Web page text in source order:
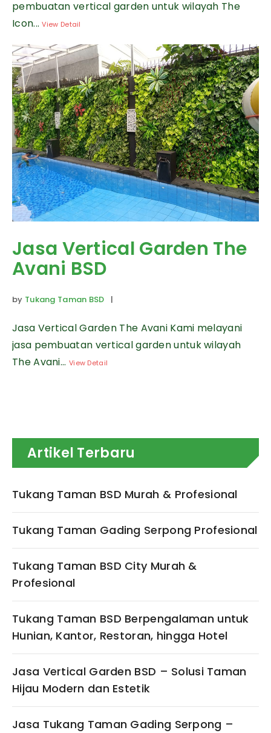
pembuatan vertical garden untuk wilayah The
Icon...View Detail
Jasa Vertical Garden The
Avani BSD
by Tukang Taman BSD |
Jasa Vertical Garden The Avani Kami melayani
jasa pembuatan vertical garden untuk wilayah
The Avani... View Detail
Artikel Terbaru
Tukang Taman BSD Murah & Profesional
Tukang Taman Gading Serpong Profesional
Tukang Taman BSD City Murah &
Profesional
Tukang Taman BSD Berpengalaman untuk
Hunian, Kantor, Restoran, hingga Hotel
Jasa Vertical Garden BSD – Solusi Taman
Hijau Modern dan Estetik
Jasa Tukang Taman Gading Serpong –